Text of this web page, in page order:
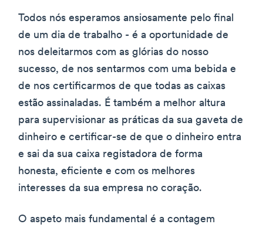
Todos nós esperamos ansiosamente pelo final
de um dia de trabalho - é a oportunidade de
nos deleitarmos com as glórias do nosso
sucesso, de nos sentarmos com uma bebida e
de nos certificarmos de que todas as caixas
estão assinaladas. É também a melhor altura
para supervisionar as práticas da sua gaveta de
dinheiro e certificar-se de que o dinheiro entra
e sai da sua caixa registadora de forma
honesta, eficiente e com os melhores
interesses da sua empresa no coração.
O aspeto mais fundamental é a contagem